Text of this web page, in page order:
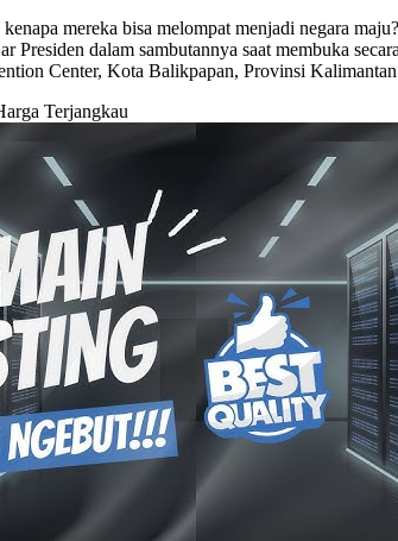
mereka bisa melompat menjadi negara
Presiden dalam sambutannya saat membuka
Center, Kota Balikpapan, Provinsi
Terjangkau